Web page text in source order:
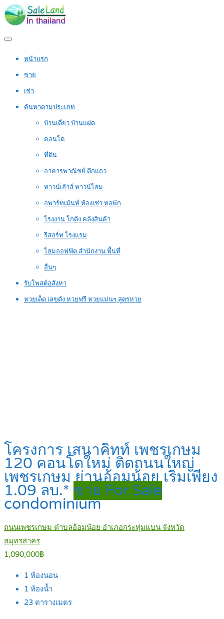
หน้าแรก
ขาย
เช่า
ค้นหาตามประเภท
บ้านเดี่ยว บ้านแฝด
คอนโด
ที่ดิน
อาคารพาณิชย์ ตึกแถว
ทาวน์เฮ้าส์ ทาวน์โฮม
อพาร์ทเม้นท์ ห้องเช่า หอพัก
โรงงาน โกดัง คลังสินค้า
รีสอร์ท โรงแรม
โฮมออฟฟิต สำนักงาน พื้นที่
อื่นๆ
รับโพสต์อสังหา
หวยเด็ด เลขดัง หวยฟรี หวยแม่นๆ สูตรหวย
โครงการ เสนาคิทท์ เพชรเกษม
120 คอนโดใหม่ ติดถนนใหญ่
เพชรเกษม ย่านอ้อมน้อย เริ่มเพียง
1.09 ลบ.* ขาย For Sale
condominium
ถนนเพชรเกษม ตำบลอ้อมน้อย อำเภอกระทุ่มแบน จังหวัด
สมุทรสาคร
1,090,000฿
1 ห้องนอน
1 ห้องน้ำ
23 ตารางเมตร